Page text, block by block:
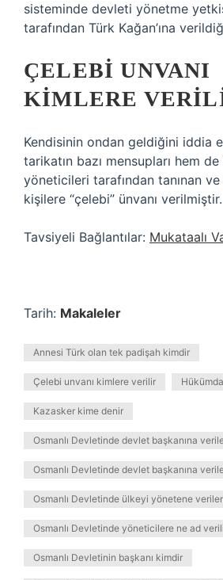
sisteminde devleti yönetme
tarafından Türk Kağan’ına
ÇELEBI UNVANI
KIMLERE
Kendisinin ondan geldiğini iddia
tarikatın bazı mensupları hem de
yöneticileri tarafından tanınan
kişilere “çelebi” ünvanı verilmiştir.
Tavsiyeli Bağlantılar: Mukataalı
Tarih: Makaleler
Annesi Türk olan tek padişah kimdir
Çelebi unvanı kimlere verilir
Kazasker kime denir
Osmanlı Devletinde devlet başkanına
Osmanlı Devletinde devlet başkanına
Osmanlı Devletinde ülkeyi yönetene
Osmanlı Devletinde yöneticilere ne ad
Osmanlı Devletinin başkanı kimdir